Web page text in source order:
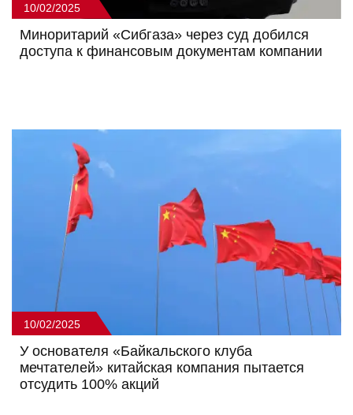
10/02/2025
Миноритарий «Сибгаза» через суд добился
доступа к финансовым документам компании
10/02/2025
У основателя «Байкальского клуба
мечтателей» китайская компания пытается
отсудить 100% акций